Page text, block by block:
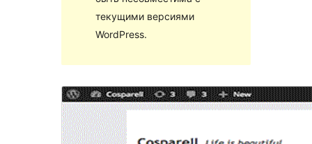
текущими версиями
WordPress.